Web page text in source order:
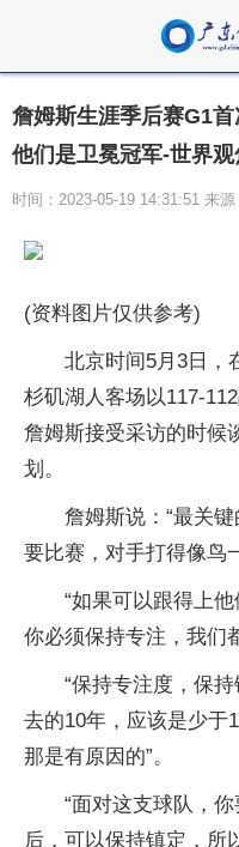
詹姆斯生涯季后赛G1
他们是卫冕冠军-世界观
时间：2023-05-19 14:31:51 来源
(资料图片仅供参考)
北京时间5月3日，
杉矶湖人客场以117-
詹姆斯接受采访的时候
划。
詹姆斯说：“最关
要比赛，对手打得像鸟
“如果可以跟得上
你必须保持专注，我们
“保持专注度，保
去的10年，应该是少于
那是有原因的”。
“面对这支球队，
后，可以保持镇定，所